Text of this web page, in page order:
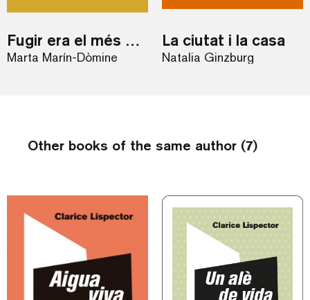
Fugir era el més bell que teníem
Marta Marín-Dòmine
La ciutat i la casa
Natalia Ginzburg
Other books of the same author (7)